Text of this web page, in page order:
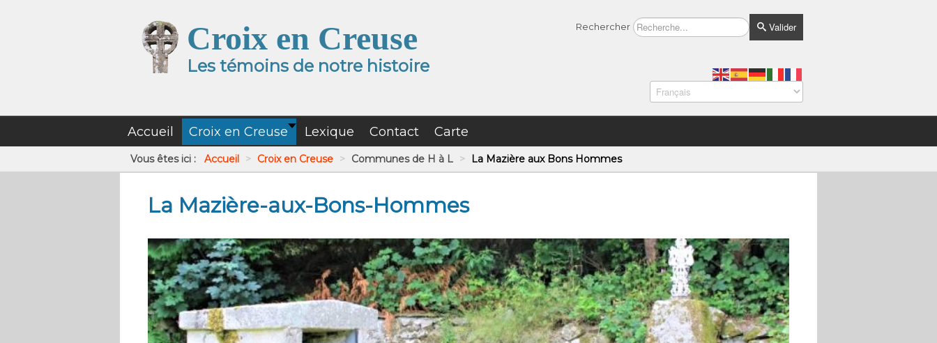
Croix en Creuse
Les témoins de notre histoire
Rechercher Valider
Accueil Croix en Creuse Lexique Contact Carte
Vous êtes ici : Accueil > Croix en Creuse > Communes de H à L > La Mazière aux Bons Hommes
La Mazière-aux-Bons-Hommes